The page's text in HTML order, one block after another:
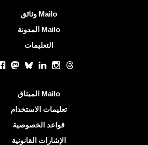
وثائق Mailo
المدونة Mailo
التعليمات
Facebook
Mastodon
BlueskyLinkedInInstagram
Threads
الميثاق Mailo
تعليمات الاستخدام
قواعد الخصوصية
الإشارات القانونية